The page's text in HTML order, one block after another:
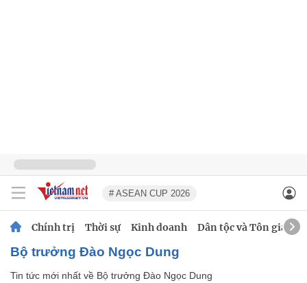
# ASEAN CUP 2026
Chính trị Thời sự Kinh doanh Dân tộc và Tôn giáo
Bộ trưởng Đào Ngọc Dung
Tin tức mới nhất về Bộ trưởng Đào Ngọc Dung